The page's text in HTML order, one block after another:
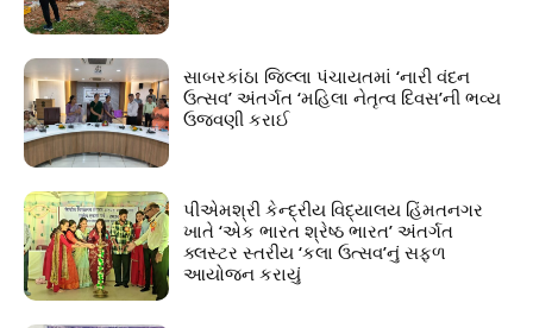
સાબરકાંઠા જિલ્લા પંચાયતમાં ‘નારી વંદન
ઉત્સવ’ અંતર્ગત ‘મહિલા નેતૃત્વ દિવસ’ની ભવ્ય
ઉજવણી કરાઈ
પીએમશ્રી કેન્દ્રીય વિદ્યાલય હિંમતનગર
ખાતે ‘એક ભારત શ્રેષ્ઠ ભારત’ અંતર્ગત
ક્લસ્ટર સ્તરીય ‘કલા ઉત્સવ’નું સફળ
આયોજન કરાયું